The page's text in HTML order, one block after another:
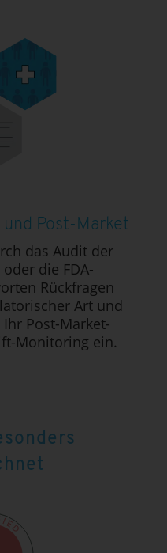
Post-Market
das Audit der
die FDA-
Rückfragen
Art und
Post-Market-
Monitoring ein.